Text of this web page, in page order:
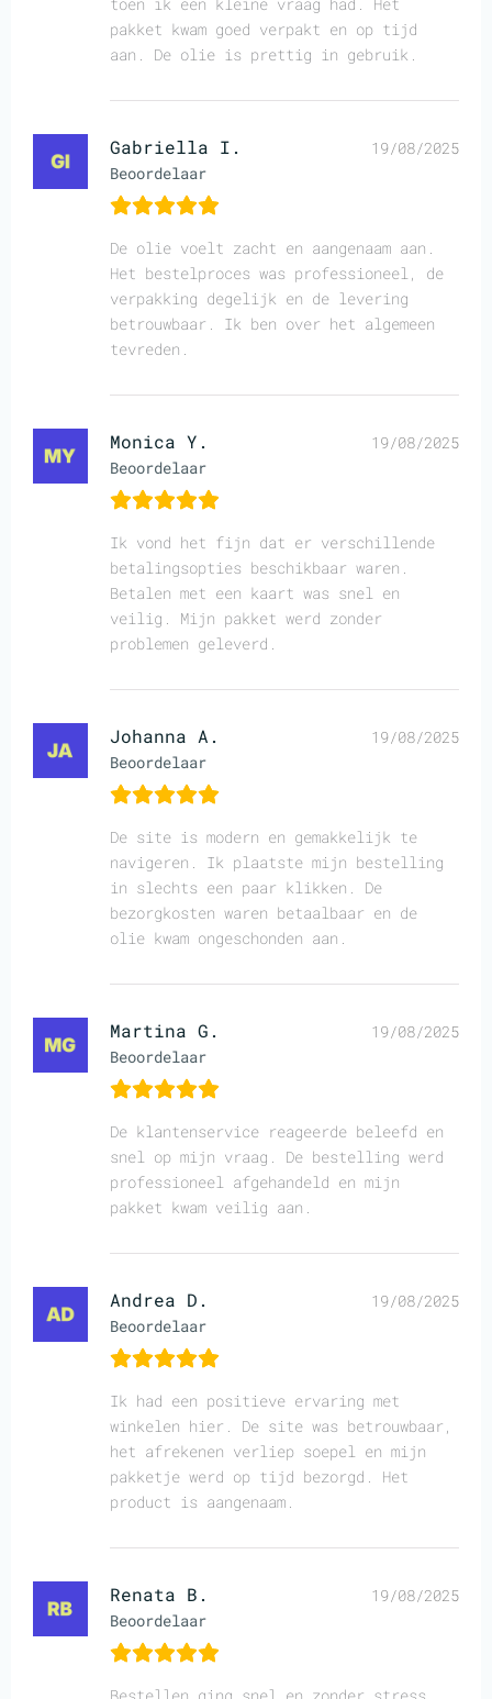
pakket kwam goed verpakt en op tijd
aan. De olie is prettig in gebruik.
Gabriella I.
Beoordelaar
19/08/2025
De olie voelt zacht en aangenaam aan.
Het bestelproces was professioneel, de
verpakking degelijk en de levering
betrouwbaar. Ik ben over het algemeen
tevreden.
Monica Y.
Beoordelaar
19/08/2025
Ik vond het fijn dat er verschillende
betalingsopties beschikbaar waren.
Betalen met een kaart was snel en
veilig. Mijn pakket werd zonder
problemen geleverd.
Johanna A.
Beoordelaar
19/08/2025
De site is modern en gemakkelijk te
navigeren. Ik plaatste mijn bestelling
in slechts een paar klikken. De
bezorgkosten waren betaalbaar en de
olie kwam ongeschonden aan.
Martina G.
Beoordelaar
19/08/2025
De klantenservice reageerde beleefd en
snel op mijn vraag. De bestelling werd
professioneel afgehandeld en mijn
pakket kwam veilig aan.
Andrea D.
Beoordelaar
19/08/2025
Ik had een positieve ervaring met
winkelen hier. De site was betrouwbaar,
het afrekenen verliep soepel en mijn
pakketje werd op tijd bezorgd. Het
product is aangenaam.
Renata B.
Beoordelaar
19/08/2025